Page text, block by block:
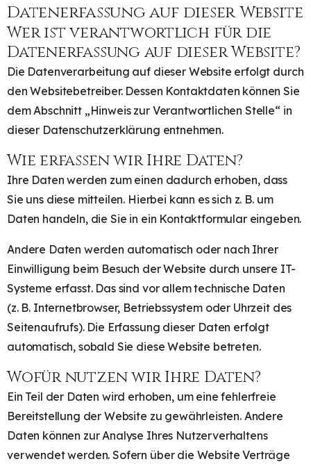
Datenerfassung auf dieser Website
Wer ist verantwortlich für die
Datenerfassung auf dieser Website?
Die Datenverarbeitung auf dieser Website erfolgt durch
den Websitebetreiber. Dessen Kontaktdaten können Sie
dem Abschnitt „Hinweis zur Verantwortlichen Stelle“ in
dieser Datenschutzerklärung entnehmen.
Wie erfassen wir Ihre Daten?
Ihre Daten werden zum einen dadurch erhoben, dass
Sie uns diese mitteilen. Hierbei kann es sich z. B. um
Daten handeln, die Sie in ein Kontaktformular eingeben.
Andere Daten werden automatisch oder nach Ihrer
Einwilligung beim Besuch der Website durch unsere IT-
Systeme erfasst. Das sind vor allem technische Daten
(z. B. Internetbrowser, Betriebssystem oder Uhrzeit des
Seitenaufrufs). Die Erfassung dieser Daten erfolgt
automatisch, sobald Sie diese Website betreten.
Wofür nutzen wir Ihre Daten?
Ein Teil der Daten wird erhoben, um eine fehlerfreie
Bereitstellung der Website zu gewährleisten. Andere
Daten können zur Analyse Ihres Nutzerverhaltens
verwendet werden. Sofern über die Website Verträge